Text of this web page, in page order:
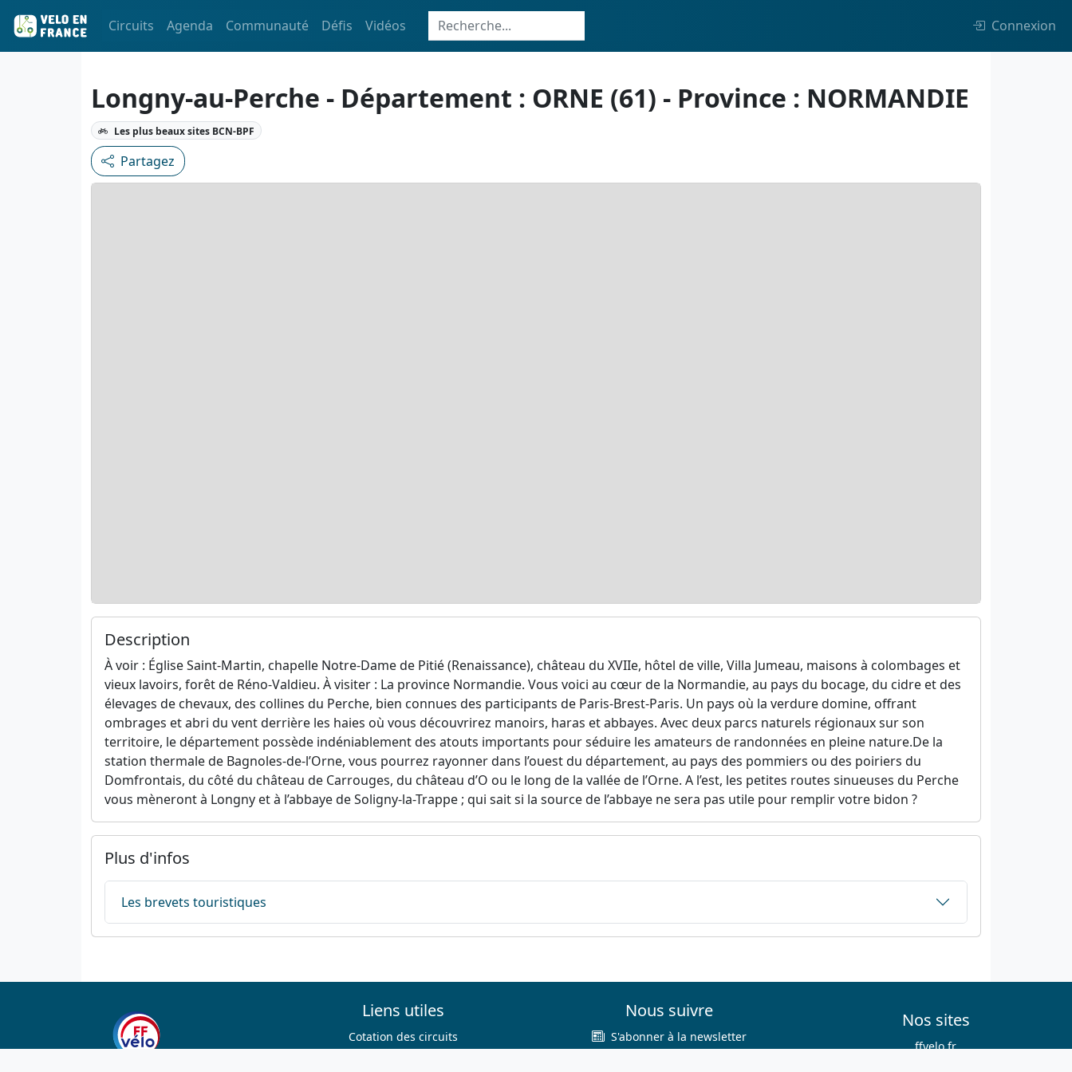
Circuits Agenda Communauté Défis Vidéos Connexion
Longny-au-Perche - Département : ORNE (61) - Province : NORMANDIE
Les plus beaux sites BCN-BPF
Partagez
Description
À voir : Église Saint-Martin, chapelle Notre-Dame de Pitié (Renaissance), château du XVIIe, hôtel de ville, Villa Jumeau, maisons à colombages et
vieux lavoirs, forêt de Réno-Valdieu. À visiter : La province Normandie. Vous voici au cœur de la Normandie, au pays du bocage, du cidre et des
élevages de chevaux, des collines du Perche, bien connues des participants de Paris-Brest-Paris. Un pays où la verdure domine, offrant
ombrages et abri du vent derrière les haies où vous découvrirez manoirs, haras et abbayes. Avec deux parcs naturels régionaux sur son
territoire, le département possède indéniablement des atouts importants pour séduire les amateurs de randonnées en pleine nature.De la
station thermale de Bagnoles-de-l’Orne, vous pourrez rayonner dans l’ouest du département, au pays des pommiers ou des poiriers du
Domfrontais, du côté du château de Carrouges, du château d’O ou le long de la vallée de l’Orne. A l’est, les petites routes sinueuses du Perche
vous mèneront à Longny et à l’abbaye de Soligny-la-Trappe ; qui sait si la source de l’abbaye ne sera pas utile pour remplir votre bidon ?
Plus d'infos
Les brevets touristiques
Liens utiles
Cotation des circuits
Nous suivre
S'abonner à la newsletter
Nos sites
ffvelo.fr